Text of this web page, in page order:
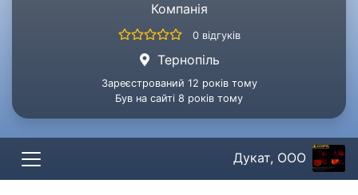
Компанія
0 відгуків
Тернопіль
Зареєстрований 12 років тому
Був на сайті 8 років тому
Дукат, ООО